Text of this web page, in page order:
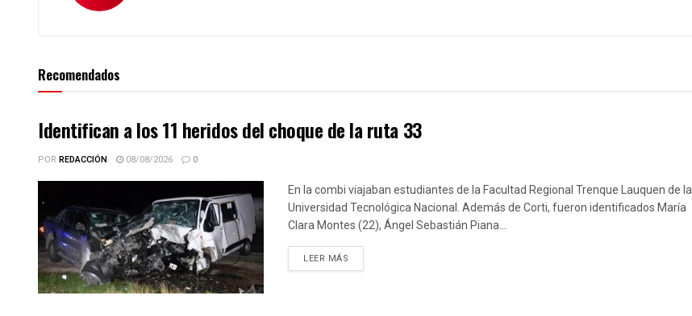
Recomendados
Identifican a los 11 heridos del choque de la ruta 33
POR REDACCIÓN 08/08/2026 0
En la combi viajaban estudiantes de la Facultad Regional Trenque Lauquen de la
Universidad Tecnológica Nacional. Además de Corti, fueron identificados María
Clara Montes (22), Ángel Sebastián Piana...
LEER MÁS